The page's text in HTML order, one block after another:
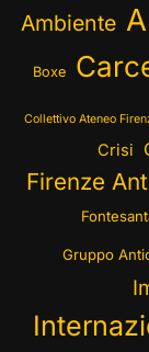
Ambiente
Boxe
Collettivo Ateneo
Crisi
Firenze
Gruppo